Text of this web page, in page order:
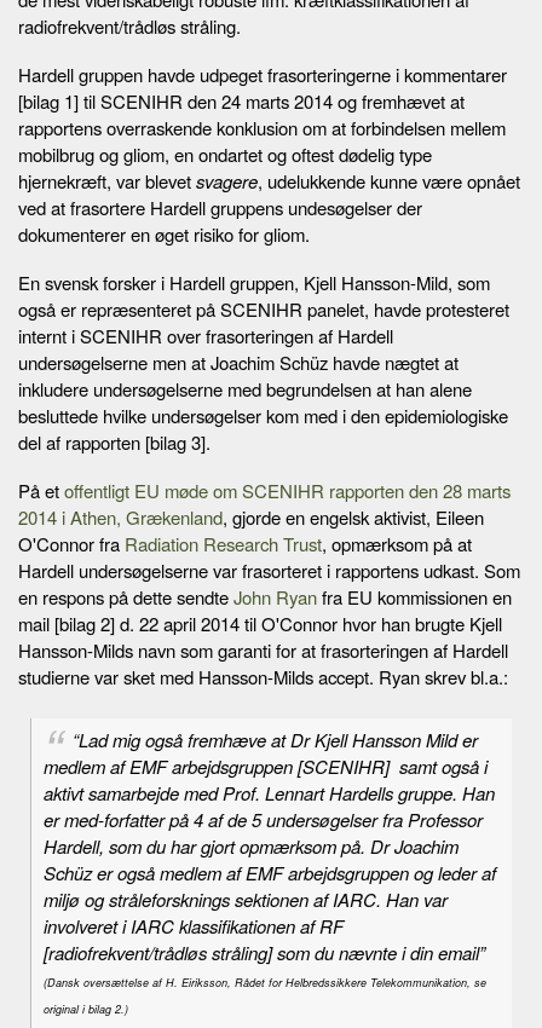
radiofrekvent/trådløs stråling.
Hardell gruppen havde udpeget frasorteringerne i kommentarer
[bilag 1] til SCENIHR den 24 marts 2014 og fremhævet at
rapportens overraskende konklusion om at forbindelsen mellem
mobilbrug og gliom, en ondartet og oftest dødelig type
hjernekræft, var blevetsvagere, udelukkende kunne være opnået
ved at frasortere Hardell gruppens undesøgelser der
dokumenterer en øget risiko for gliom.
En svensk forsker i Hardell gruppen, Kjell Hansson-Mild, som
også er repræsenteret på SCENIHR panelet, havde protesteret
internt i SCENIHR over frasorteringen af Hardell
undersøgelserne men at Joachim Schüz havde nægtet at
inkludere undersøgelserne med begrundelsen at han alene
besluttede hvilke undersøgelser kom med i den epidemiologiske
del af rapporten [bilag 3].
På etoffentligt EU møde om SCENIHR rapporten den 28 marts
2014 i Athen, Grækenland, gjorde en engelsk aktivist, Eileen
O'Connor fra Radiation Research Trust, opmærksom på at
Hardell undersøgelserne var frasorteret i rapportens udkast. Som
en respons på dette sendteJohn Ryanfra EU kommissionen en
mail [bilag 2] d. 22 april 2014 til O'Connor hvor han brugte Kjell
Hansson-Milds navn som garanti for at frasorteringen af Hardell
studierne var sket med Hansson-Milds accept. Ryan skrev bl.a.:
“Lad mig også fremhæve at Dr Kjell Hansson Mild er
medlem af EMF arbejdsgruppen [SCENIHR] samt også i
aktivt samarbejde med Prof. Lennart Hardells gruppe. Han
er med-forfatter på 4 af de 5 undersøgelser fra Professor
Hardell, som du har gjort opmærksom på. Dr Joachim
Schüz er også medlem af EMF arbejdsgruppen og leder af
miljø og stråleforsknings sektionen af IARC. Han var
involveret i IARC klassifikationen af RF
[radiofrekvent/trådløs stråling] som du nævnte i din email”
(Dansk oversættelse af H. Eiriksson, Rådet for Helbredssikkere Telekommunikation, se
original i bilag 2.)